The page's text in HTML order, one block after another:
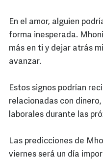
En el amor, alguien
forma inesperada.
más en ti y dejar atrás
avanzar.
Estos signos podrían
relacionadas con
laborales durante las
Las predicciones de
viernes será un día